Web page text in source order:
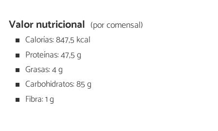
Valor nutricional (por comensal)
Calorías: 847,5 kcal
Proteínas: 47,5 g
Grasas: 4 g
Carbohidratos: 85 g
Fibra: 1 g